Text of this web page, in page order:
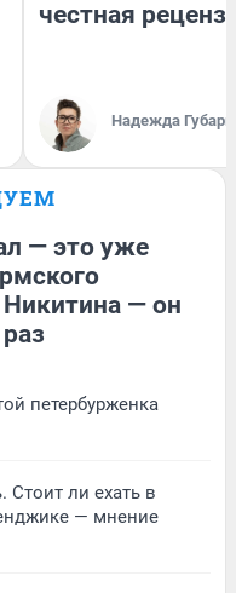
честная
Надежда Губарь
— это уже
— он
петербурженка
Стоит ли ехать в
— мнение